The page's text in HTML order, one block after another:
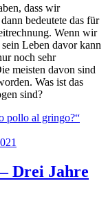
dass wir
bedeutete das für
Wenn wir
Leben davor kann
noch sehr
meisten davon sind
Was ist das
sind?
pollo al gringo?“
Drei Jahre